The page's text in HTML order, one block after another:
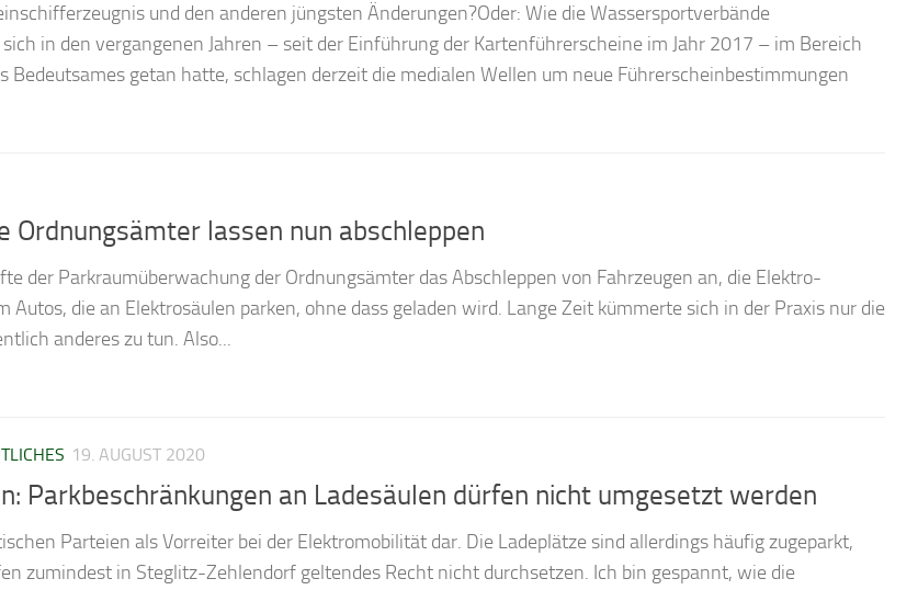
und den anderen jüngsten Änderungen?Oder: Wie die Wassersportverbände
in den vergangenen Jahren – seit der Einführung der Kartenführerscheine im Jahr 2017 – im Bereich
Bedeutsames getan hatte, schlagen derzeit die medialen Wellen um neue Führerscheinbestimmungen
Ordnungsämter lassen nun abschleppen
der Parkraumüberwachung der Ordnungsämter das Abschleppen von Fahrzeugen an, die Elektro-
Autos, die an Elektrosäulen parken, ohne dass geladen wird. Lange Zeit kümmerte sich in der Praxis nur die
anderes zu tun. Also...
19. AUGUST 2020
Parkbeschränkungen an Ladesäulen dürfen nicht umgesetzt werden
Parteien als Vorreiter bei der Elektromobilität dar. Die Ladeplätze sind allerdings häufig zugeparkt,
zumindest in Steglitz-Zehlendorf geltendes Recht nicht durchsetzen. Ich bin gespannt, wie die